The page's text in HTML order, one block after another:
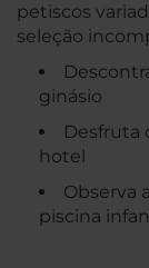
petiscos
seleção
ginásio
Desfruta
hotel
Observa
piscina